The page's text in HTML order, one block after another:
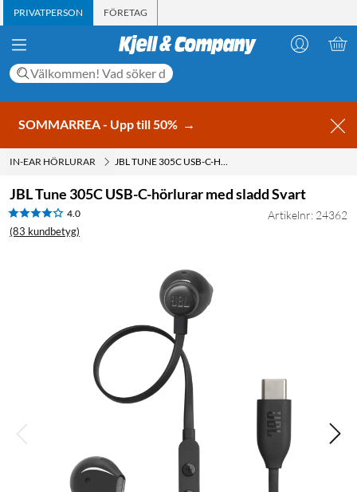
PRIVATPERSON FÖRETAG
SOMMARREA - Upp till 50% →
IN-EAR HÖRLURAR JBL TUNE 305C USB-C-HÖRLURAR MED SLADD SVART
JBL Tune 305C USB-C-hörlurar med sladd Svart
4.0
(83 kundbetyg)
Artikelnr: 24362